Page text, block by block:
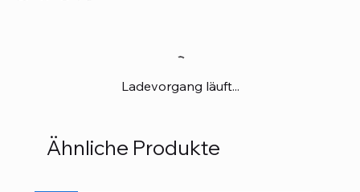
Ladevorgang läuft...
Ähnliche Produkte